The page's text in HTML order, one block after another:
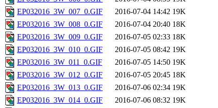
EP032016_3W_007_0.GIF
2016-07-04 14:42 19K
EP032016_3W_008_0.GIF
2016-07-04 20:40 18K
EP032016_3W_009_0.GIF
2016-07-05 02:33 18K
EP032016_3W_010_0.GIF
2016-07-05 08:42 19K
EP032016_3W_011_0.GIF
2016-07-05 14:50 19K
EP032016_3W_012_0.GIF
2016-07-05 20:45 18K
EP032016_3W_013_0.GIF
2016-07-06 02:34 19K
EP032016_3W_014_0.GIF
2016-07-06 08:32 19K